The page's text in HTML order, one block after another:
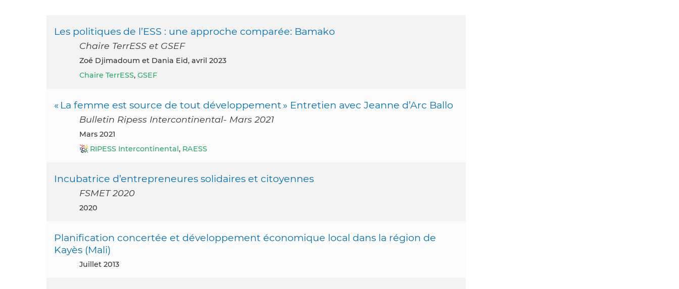
Les politiques de l’ESS : une approche comparée: Bamako
Chaire TerrESS et GSEF
Zoé Djimadoum et Dania Eid, avril 2023
Chaire TerrESS, GSEF
« La femme est source de tout développement » Entretien avec Jeanne d’Arc Ballo
Bulletin Ripess Intercontinental- Mars 2021
mars 2021
RIPESS Intercontinental , RAESS
Incubatrice d’entrepreneures solidaires et citoyennes
FSMET 2020
2020
Planification concertée et développement économique local dans la région de
Kayès (Mali)
juillet 2013